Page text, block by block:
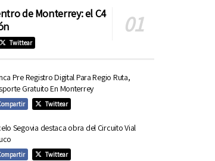
de Monterrey: el C4
Twittear
Pre Registro Digital Para Regio Ruta,
Gratuito En Monterrey
Twittear
Segovia destaca obra del Circuito Vial
Twittear